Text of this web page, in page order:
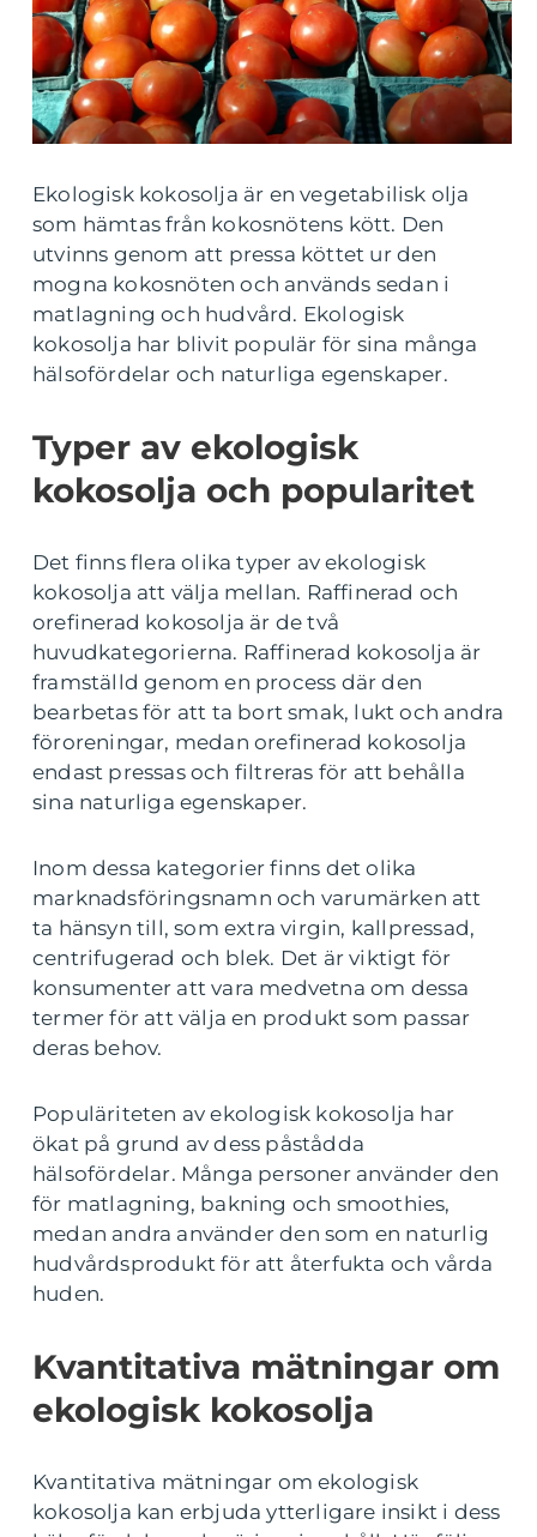
Ekologisk kokosolja är en vegetabilisk olja
som hämtas från kokosnötens kött. Den
utvinns genom att pressa köttet ur den
mogna kokosnöten och används sedan i
matlagning och hudvård. Ekologisk
kokosolja har blivit populär för sina många
hälsofördelar och naturliga egenskaper.
Typer av ekologisk
kokosolja och popularitet
Det finns flera olika typer av ekologisk
kokosolja att välja mellan. Raffinerad och
orefinerad kokosolja är de två
huvudkategorierna. Raffinerad kokosolja är
framställd genom en process där den
bearbetas för att ta bort smak, lukt och andra
föroreningar, medan orefinerad kokosolja
endast pressas och filtreras för att behålla
sina naturliga egenskaper.
Inom dessa kategorier finns det olika
marknadsföringsnamn och varumärken att
ta hänsyn till, som extra virgin, kallpressad,
centrifugerad och blek. Det är viktigt för
konsumenter att vara medvetna om dessa
termer för att välja en produkt som passar
deras behov.
Populäriteten av ekologisk kokosolja har
ökat på grund av dess påstådda
hälsofördelar. Många personer använder den
för matlagning, bakning och smoothies,
medan andra använder den som en naturlig
hudvårdsprodukt för att återfukta och vårda
huden.
Kvantitativa mätningar om
ekologisk kokosolja
Kvantitativa mätningar om ekologisk
kokosolja kan erbjuda ytterligare insikt i dess